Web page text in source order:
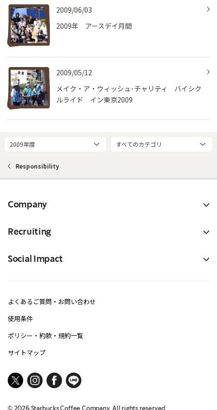
2009/06/03
2009年 アースデイ月間
2009/05/12
メイク・ア・ウィッシュ･チャリティ バイシク
ルライド イン東京2009
2009年度 すべてのカテゴリ
Responsibility
Company
Recruiting
Social Impact
よくあるご質問・お問い合わせ
使用条件
ポリシー・約款・規約一覧
サイトマップ